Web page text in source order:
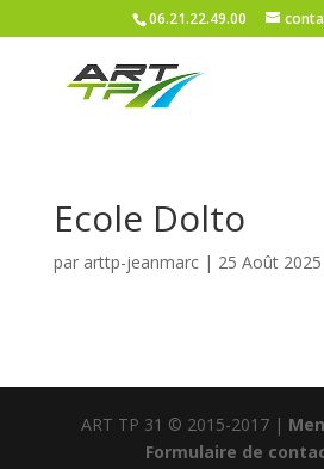
06.21.22.49.00
Ecole Dolto
par arttp-jeanmarc| 25 Août 2025
ART TP 31 © 2015-2017 |
Formulaire de